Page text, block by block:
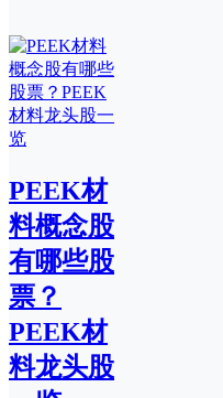
PEEK材
料概念股
有哪些股
票？
PEEK材
料龙头股